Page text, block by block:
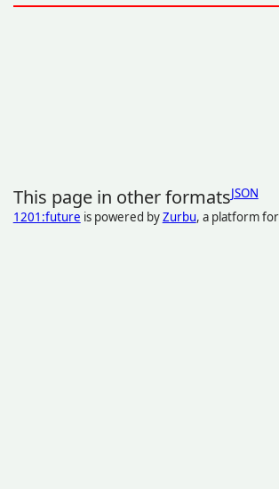
This page in other formatsJSON
1201:future is powered byZurbu, a platform